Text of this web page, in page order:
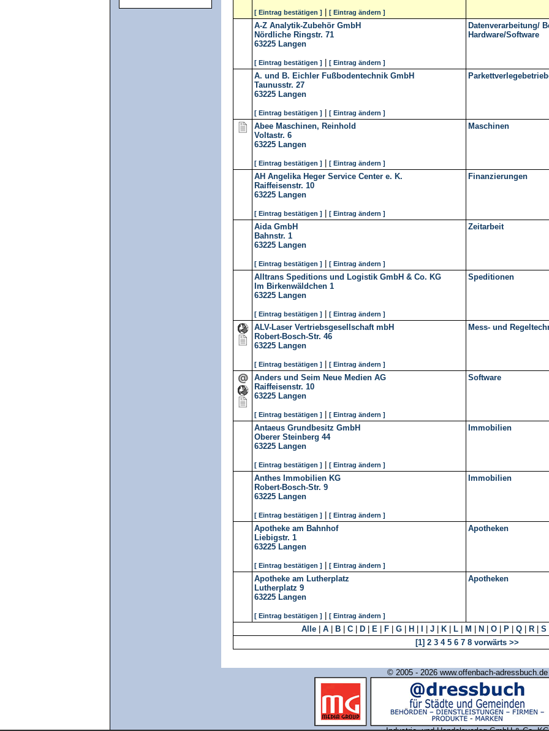
[ Eintrag bestätigen ] [ Eintrag ändern ]
A-Z Analytik-Zubehör GmbH
Nördliche Ringstr. 71
63225 Langen
[ Eintrag bestätigen ] [ Eintrag ändern ]
Datenverarbeitung/
Hardware/Software
A. und B. Eichler Fußbodentechnik GmbH
Taunusstr. 27
63225 Langen
[ Eintrag bestätigen ] [ Eintrag ändern ]
Abee Maschinen, Reinhold
Voltastr. 6
63225 Langen
[ Eintrag bestätigen ] [ Eintrag ändern ]
Maschinen
AH Angelika Heger Service Center e. K.
Raiffeisenstr. 10
63225 Langen
[ Eintrag bestätigen ] [ Eintrag ändern ]
Finanzierungen
Aida GmbH
Bahnstr. 1
63225 Langen
[ Eintrag bestätigen ] [ Eintrag ändern ]
Zeitarbeit
Alltrans Speditions und Logistik GmbH & Co. KG
Im Birkenwäldchen 1
63225 Langen
[ Eintrag bestätigen ] [ Eintrag ändern ]
Speditionen
ALV-Laser Vertriebsgesellschaft mbH
Robert-Bosch-Str. 46
63225 Langen
[ Eintrag bestätigen ] [ Eintrag ändern ]
Mess- und
Anders und Seim Neue Medien AG
Raiffeisenstr. 10
63225 Langen
[ Eintrag bestätigen ] [ Eintrag ändern ]
Software
Antaeus Grundbesitz GmbH
Oberer Steinberg 44
63225 Langen
[ Eintrag bestätigen ] [ Eintrag ändern ]
Immobilien
Anthes Immobilien KG
Robert-Bosch-Str. 9
63225 Langen
[ Eintrag bestätigen ] [ Eintrag ändern ]
Immobilien
Apotheke am Bahnhof
Liebigstr. 1
63225 Langen
[ Eintrag bestätigen ] [ Eintrag ändern ]
Apotheken
Apotheke am Lutherplatz
Lutherplatz 9
63225 Langen
[ Eintrag bestätigen ] [ Eintrag ändern ]
Apotheken
Alle A B C D E F G H J K L M N O P Q R S
[1] 2 3 4 5 6 7 8 vorwärts >>
© 2005 - 2026 www.offenbach-adressbuch.de